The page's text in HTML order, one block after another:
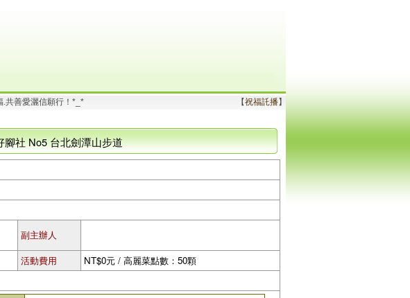
.共善愛灑信願行！*_*
禪悅!.^Q^..
【祝福託播】
腳社 No5 台北劍潭山步道
副主辦人
活動費用
NT$0元 / 高麗菜點數：50顆